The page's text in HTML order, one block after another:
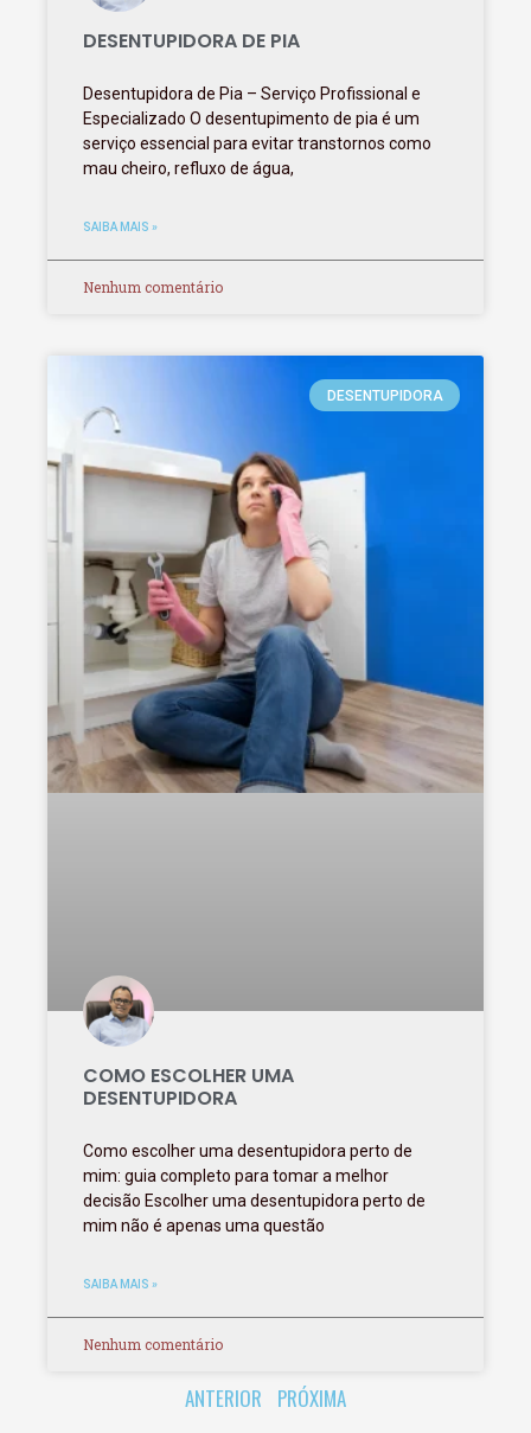
DESENTUPIDORA DE PIA
Desentupidora de Pia – Serviço Profissional e
Especializado O desentupimento de pia é um
serviço essencial para evitar transtornos como
mau cheiro, refluxo de água,
SAIBA MAIS »
Nenhum comentário
DESENTUPIDORA
COMO ESCOLHER UMA
DESENTUPIDORA
Como escolher uma desentupidora perto de
mim: guia completo para tomar a melhor
decisão Escolher uma desentupidora perto de
mim não é apenas uma questão
SAIBA MAIS »
Nenhum comentário
ANTERIOR PRÓXIMA